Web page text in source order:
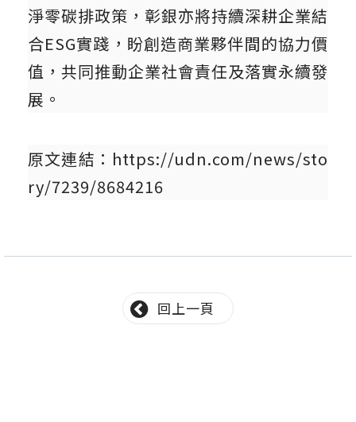
淨零碳排政策，彰銀亦將持續深耕企業結
合ESG實踐，盼創造商業夥伴間的協力價
值，共同推動企業社會責任及落實永續發
展。
原文連結： https://udn.com/news/sto
ry/7239/8684216
回上一頁